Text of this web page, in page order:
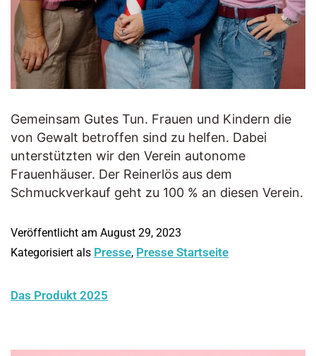
Gemeinsam Gutes Tun. Frauen und Kindern die
von Gewalt betroffen sind zu helfen. Dabei
unterstützten wir den Verein autonome
Frauenhäuser. Der Reinerlös aus dem
Schmuckverkauf geht zu 100 % an diesen Verein.
Veröffentlicht am August 29, 2023
Kategorisiert als Presse, Presse Startseite
Das Produkt 2025